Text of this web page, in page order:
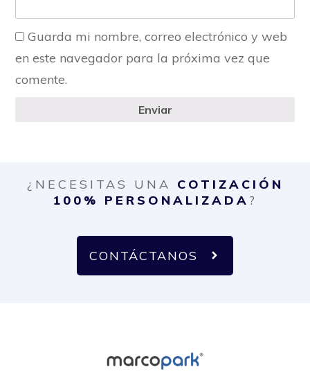
Guarda mi nombre, correo electrónico y web
en este navegador para la próxima vez que
comente.
Enviar
¿NECESITAS UNA COTIZACIÓN
100% PERSONALIZADA ?
CONTÁCTANOS